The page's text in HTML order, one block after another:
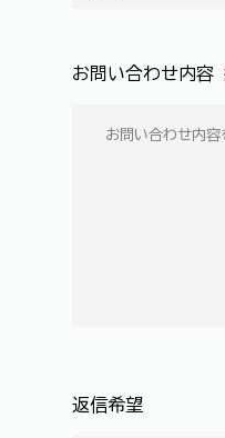
お問い合わせ内容
返信希望